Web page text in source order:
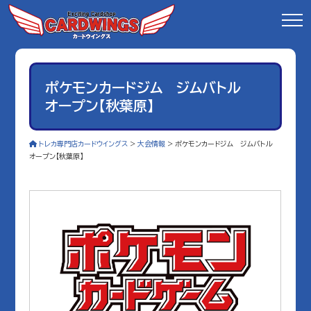
ポケモンカードジム ジムバトル
オープン【秋葉原】
トレカ専門店カードウイングス >大会情報 > ポケモンカードジム ジムバトル
オープン【秋葉原】